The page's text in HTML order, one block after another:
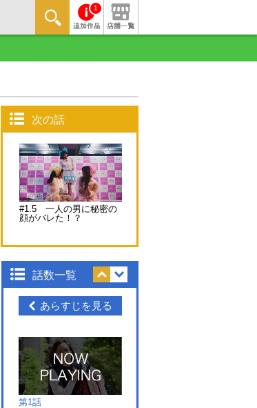
1
次の話
#1.5 一人の男に秘密の
顔がバレた！？
話数一覧
あらすじを見る
第1話